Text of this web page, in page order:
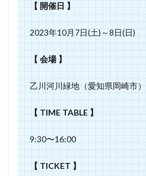
【 開催日 】
2023年10月7日(土)～8日(日)
【 会場 】
乙川河川緑地（愛知県岡崎市）
【 TIME TABLE 】
9:30〜16:00
【 TICKET 】